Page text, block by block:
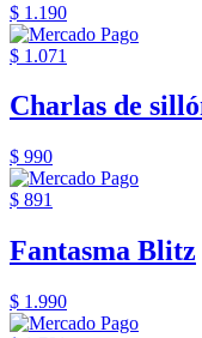
$ 1.190
$ 1.071
Charlas de
$ 990
$ 891
Fantasma Blitz
$ 1.990